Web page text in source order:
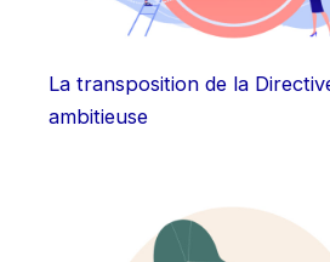
La transposition de la
ambitieuse